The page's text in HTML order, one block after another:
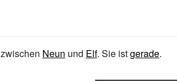
zwischen Neun und Elf. Sie istgerade.